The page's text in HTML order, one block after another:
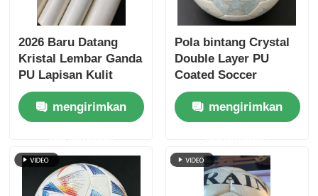
2026 Baru Datang
Kristal Lembar Ganda
PU Lapisan Kulit
Sepak Bola dengan
Waterproof Non-
Woven Backing dan
mengirimkan
Pola bintang Crystal
Double Layer PU
Coated Soccer
Leather dengan
Waterproof Non-
Woven Backing and
mengirimkan